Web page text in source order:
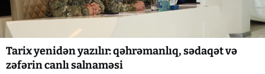
Tarix yenidən yazılır: qəhrəmanlıq, sədaqət və
zəfərin canlı salnaməsi